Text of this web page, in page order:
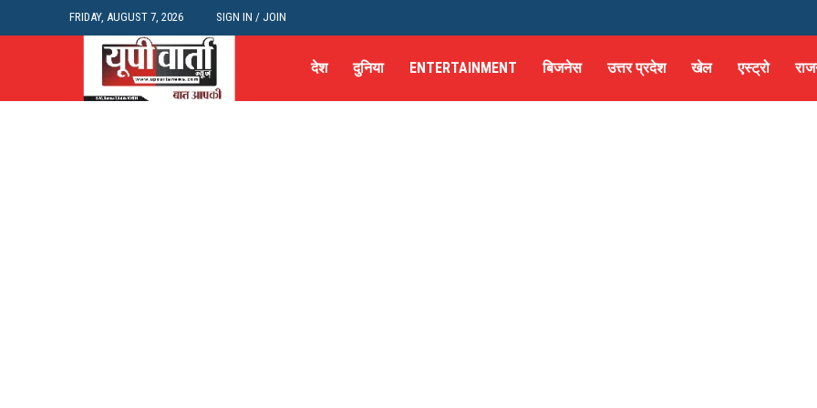
FRIDAY, AUGUST 7, 2026 SIGN IN / JOIN
देश दुनिया ENTERTAINMENT बिजनेस उत्तर प्रदेश खेल एस्ट्रो